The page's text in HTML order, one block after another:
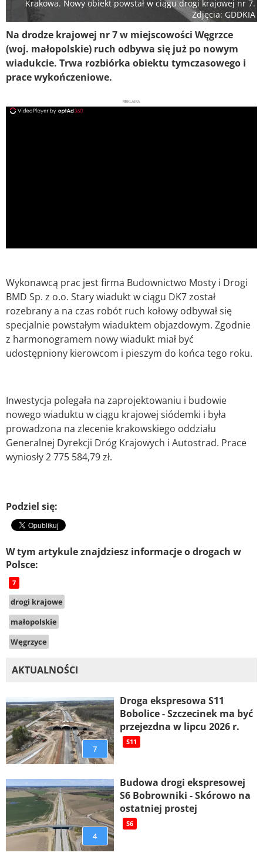
Krakowa. Nowy obiekt powstał w ciągu drogi krajowej nr 7.
Zdjęcia: GDDKIA
Na drodze krajowej nr 7 w miejscowości Węgrzce
(woj. małopolskie) ruch odbywa się już po nowym
wiadukcie. Trwa rozbiórka obiektu tymczasowego i
prace wykończeniowe.
REKLAMA
Wykonawcą prac jest firma Budownictwo Mosty i Drogi
BMD Sp. z o.o. Stary wiadukt w ciągu DK7 został
rozebrany a na czas robót ruch kołowy odbywał się
specjalnie powstałym wiaduktem objazdowym. Zgodnie
z harmonogramem nowy wiadukt miał być
udostępniony kierowcom i pieszym do końca tego roku.
Inwestycja polegała na zaprojektowaniu i budowie
nowego wiaduktu w ciągu krajowej siódemki i była
prowadzona na zlecenie krakowskiego oddziału
Generalnej Dyrekcji Dróg Krajowych i Autostrad. Prace
wyniosły 2 775 584,79 zł.
Podziel się:
W tym artykule znajdziesz informacje o drogach w
Polsce:
7
drogi krajowe
małopolskie
Węgrzyce
AKTUALNOŚCI
7
Droga ekspresowa S11
Bobolice - Szczecinek ma być
przejezdna w lipcu 2026 r.
S11
4
Budowa drogi ekspresowej
S6 Bobrowniki - Skórowo na
ostatniej prostej
S6